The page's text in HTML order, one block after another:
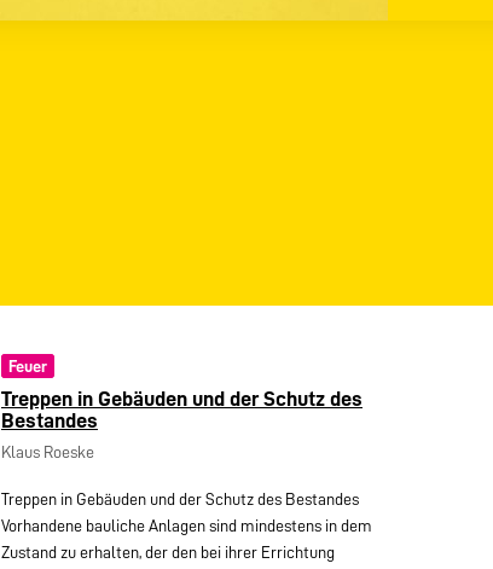
Feuer
Treppen in Gebäuden und der Schutz des
Bestandes
Klaus Roeske
Treppen in Gebäuden und der Schutz des Bestandes
Vorhandene bauliche Anlagen sind mindestens in dem
Zustand zu erhalten, der den bei ihrer Errichtung